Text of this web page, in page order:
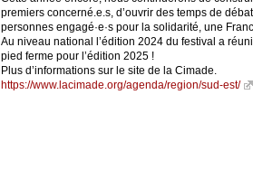
premiers concerné.e.s, d’ouvrir des temps de
personnes engagé·e·s pour la solidarité, une
Au niveau national l’édition 2024 du festival a
pied ferme pour l’édition 2025 !
Plus d’informations sur le site de la Cimade.
https://www.lacimade.org/agenda/region/sud-est/